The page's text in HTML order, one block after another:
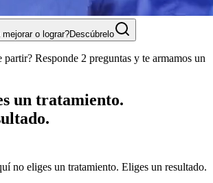
o lograr?Descúbrelo
partir? Responde 2 preguntas y te armamos un
un tratamiento.
no eliges un tratamiento. Eliges un resultado.